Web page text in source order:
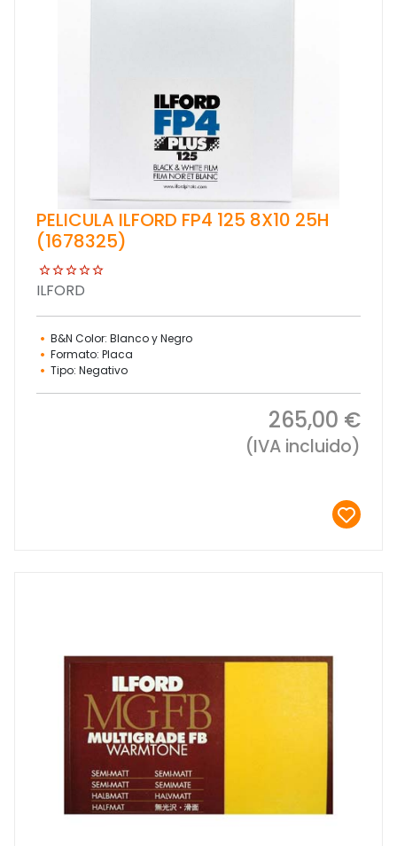
PELICULA ILFORD FP4 125 8X10 25H
(1678325)
ILFORD
B&N Color: Blanco y Negro
Formato: Placa
Tipo: Negativo
265,00 €
(IVA incluido)